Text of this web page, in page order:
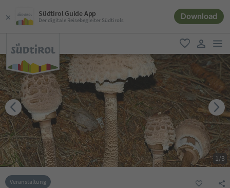
Südtirol Guide App
Der digitale Reisebegleiter Südtirols Download
favorit
user link
1/3
Veranstaltung